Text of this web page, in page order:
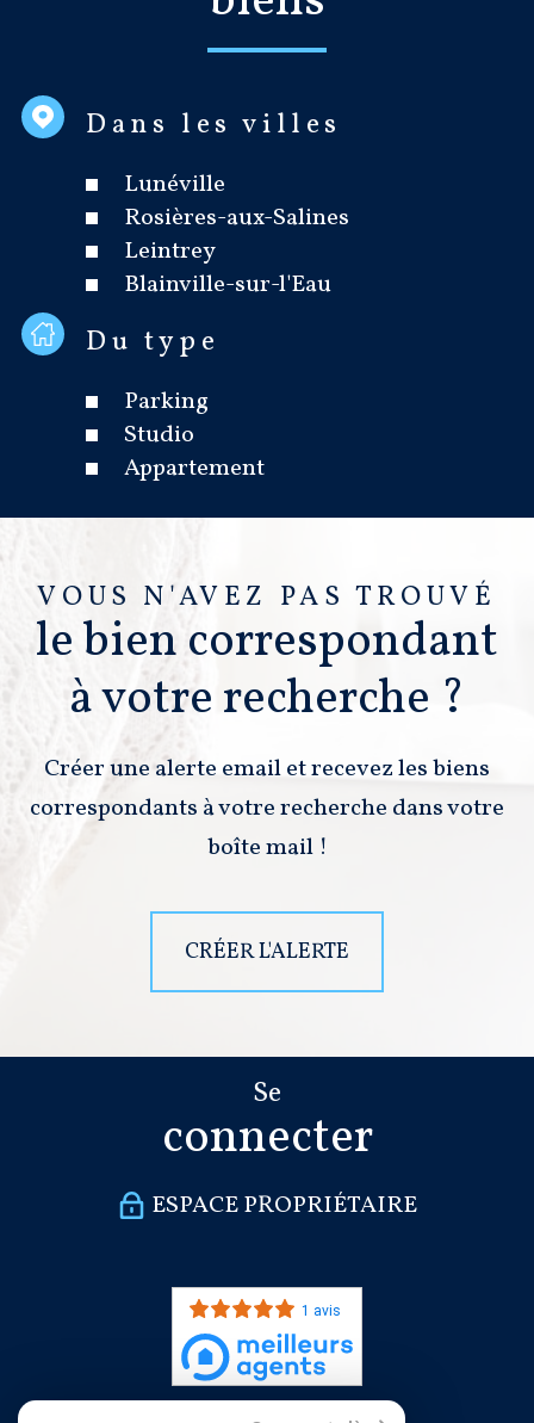
Dans les villes
Lunéville
Rosières-aux-Salines
Leintrey
Blainville-sur-l'Eau
Du type
Parking
Studio
Appartement
VOUS N'AVEZ PAS TROUVÉ
le bien correspondant
à votre recherche ?
Créer une alerte email et recevez les biens
correspondants à votre recherche dans votre
boîte mail !
CRÉER L'ALERTE
Se
connecter
ESPACE PROPRIÉTAIRE
1 avis